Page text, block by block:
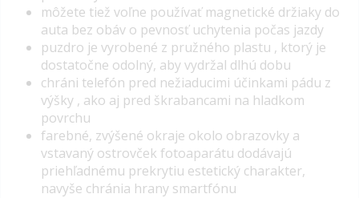
môžete tiež voľne používať magnetické držiaky do
auta bez obáv o pevnosť uchytenia počas jazdy
puzdro je vyrobené z pružného plastu , ktorý je
dostatočne odolný, aby vydržal dlhú dobu
chráni telefón pred nežiaducimi účinkami pádu z
výšky , ako aj pred škrabancami na hladkom
povrchu
farebné, zvýšené okraje okolo obrazovky a
vstavaný ostrovček fotoaparátu dodávajú
priehľadnému prekrytiu estetický charakter,
navyše chránia hrany smartfónu